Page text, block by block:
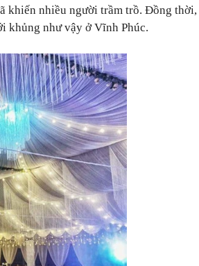
khiến nhiều người trầm trồ. Đồng thời,
khủng như vậy ở Vĩnh Phúc.